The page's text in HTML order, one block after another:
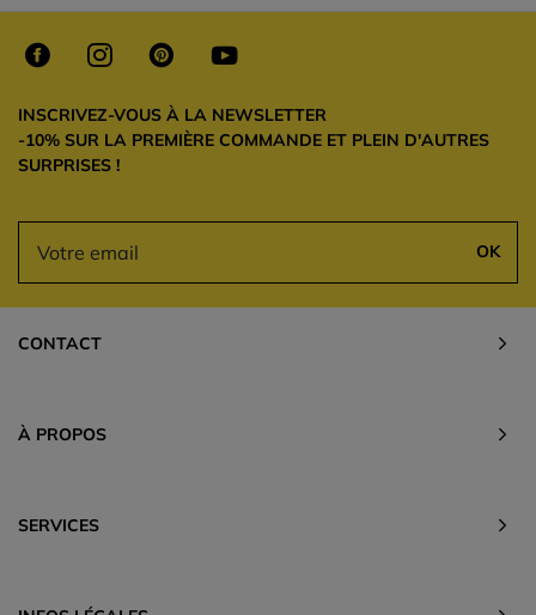
INSCRIVEZ-VOUS À LA NEWSLETTER
-10% SUR LA PREMIÈRE COMMANDE ET PLEIN D'AUTRES
SURPRISES !
OK
CONTACT
À PROPOS
SERVICES